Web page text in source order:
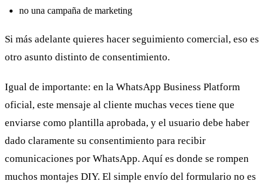
no una campaña de marketing
Si más adelante quieres hacer seguimiento comercial, eso es
otro asunto distinto de consentimiento.
Igual de importante: en la WhatsApp Business Platform
oficial, este mensaje al cliente muchas veces tiene que
enviarse como plantilla aprobada, y el usuario debe haber
dado claramente su consentimiento para recibir
comunicaciones por WhatsApp. Aquí es donde se rompen
muchos montajes DIY. El simple envío del formulario no es